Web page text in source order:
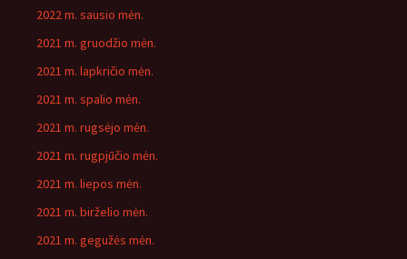
2022 m. sausio mėn.
2021 m. gruodžio mėn.
2021 m. lapkričio mėn.
2021 m. spalio mėn.
2021 m. rugsėjo mėn.
2021 m. rugpjūčio mėn.
2021 m. liepos mėn.
2021 m. birželio mėn.
2021 m. gegužės mėn.